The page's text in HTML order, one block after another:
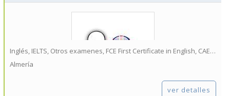
Inglés, IELTS, Otros examenes, FCE First Certificate in English, CAE Certificate in Advanced English...
Almería
ver detalles